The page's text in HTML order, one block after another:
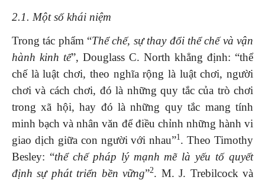
2.1. Một số khái niệm
Trong tác phẩm “Thể chế, sự thay đổi thể chế và vận
hành kinh tế”, Douglass C. North khẳng định: “thể
chế là luật chơi, theo nghĩa rộng là luật chơi, người
chơi và cách chơi, đó là những quy tắc của trò chơi
trong xã hội, hay đó là những quy tắc mang tính
minh bạch và nhân văn để điều chỉnh những hành vi
giao dịch giữa con người với nhau”1. Theo Timothy
Besley: “thể chế pháp lý mạnh mẽ là yếu tố quyết
định sự phát triển bền vững”2. M. J. Trebilcock và